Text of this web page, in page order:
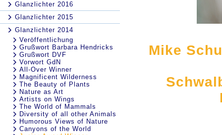
Glanzlichter 2016
Glanzlichter 2015
Glanzlichter 2014
Veröffentlichung
Grußwort Barbara Hendricks
Grußwort DVF
Vorwort GdN
All-Over Winner
Magnificent Wilderness
The Beauty of Plants
Nature as Art
Artists on Wings
The World of Mammals
Diversity of all other Animals
Humorous Views of Nature
Canyons of the World
Mike